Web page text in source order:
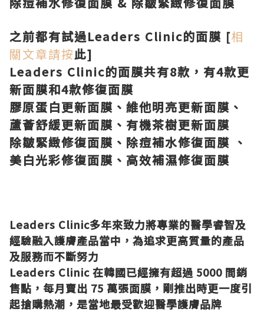
之前都有試過Leaders Clinic的面膜 [相
關文章請按此]
Leaders Clinic的面膜共有8款，有4款更
新面膜和4款修復面膜
膠原蛋白更新面膜、維他明亮更新面膜、
蘆薈舒緩更新面膜、有機茶樹更新面膜
除皺緊緻修復面膜、除痘補水修復面膜 、
美白光彩修復面膜、高效補濕修復面膜
Leaders Clinic多年來致力將專業的醫學睿智及
經驗融入護膚產品當中，為追求更高質量的產品
及服務而不斷努力
Leaders Clinic 在韓國已經擁有超過 5000 間銷
售點，每月賣出 75 萬張面膜，剛推出時更一度引
起搶購熱潮，是當地最受歡迎醫學護膚品牌